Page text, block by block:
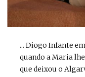
... Diogo Infante
quando a Maria
que deixou o